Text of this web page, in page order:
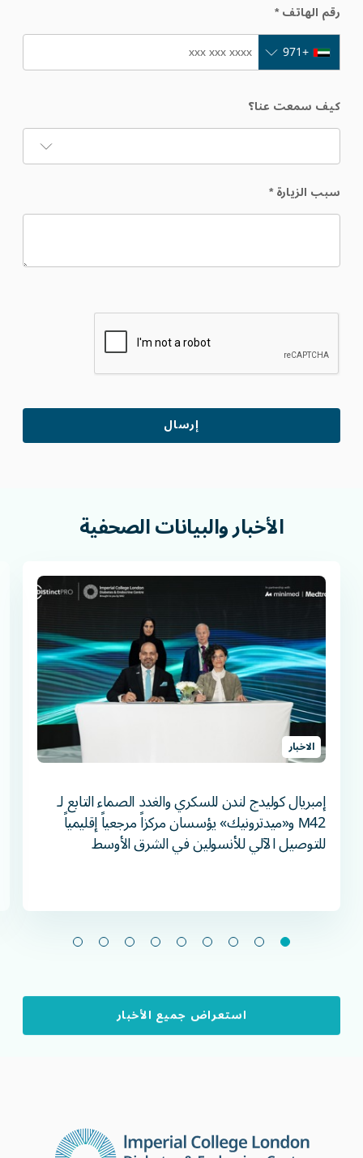
رقم الهاتف*
+971
كيف سمعت عنا؟
سبب الزيارة*
الأخباروالبياناتالصحفية
الاخبار
إمبريال كوليدج لندن للسكري والغدد الصماء التابع لـ
M42 و«ميدترونيك» يؤسسان مركزاً مرجعياً إقليمياً
للتوصيل الآلي للأنسولين في الشرق الأوسط
استعراض جميع الأخبار